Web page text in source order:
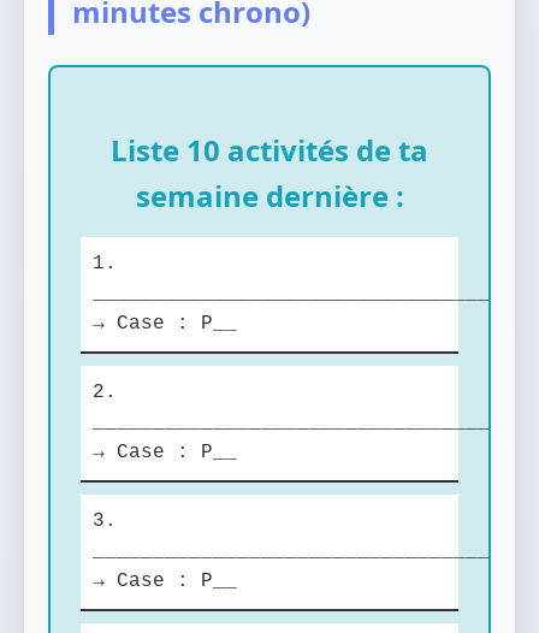
minutes chrono)
Liste 10 activités de ta
semaine dernière :
1.
→ Case : P__
2.
→ Case : P__
3.
→ Case : P__